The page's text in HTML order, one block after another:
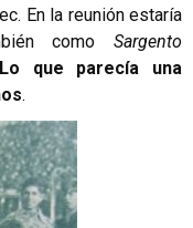
En la reunión estaría
como Sargento
Lo que parecía una
.